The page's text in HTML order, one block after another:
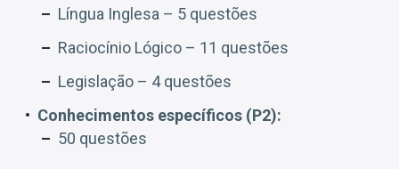
Língua Inglesa – 5 questões
Raciocínio Lógico – 11 questões
Legislação – 4 questões
Conhecimentos específicos (P2):
50 questões